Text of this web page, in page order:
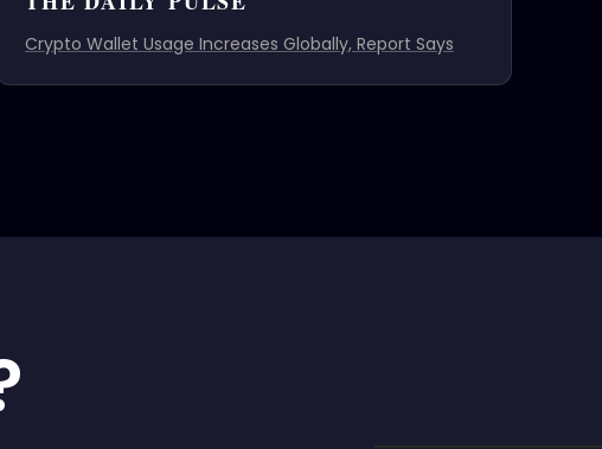
Crypto Wallet Usage Increases Globally, Report Says